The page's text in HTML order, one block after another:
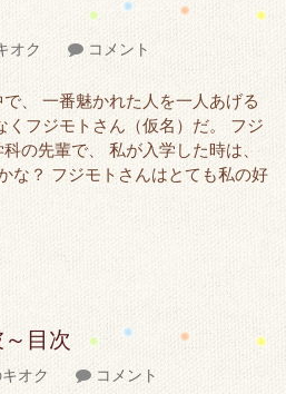
オク コメント
、 一番魅かれた人を一人あげる
くフジモトさん（仮名）だ。 フジ
の先輩で、 私が入学した時は、
な？ フジモトさんはとても私の好
目次
オク コメント